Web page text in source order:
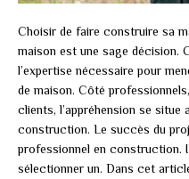
Choisir de faire construire sa
maison est une sage décision.
l’expertise nécessaire pour
de maison. Côté
clients, l’appréhension se situe
construction. Le succès du
professionnel en construction.
sélectionner un. Dans cet